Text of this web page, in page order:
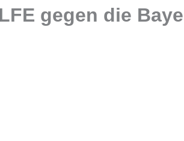
gegen die